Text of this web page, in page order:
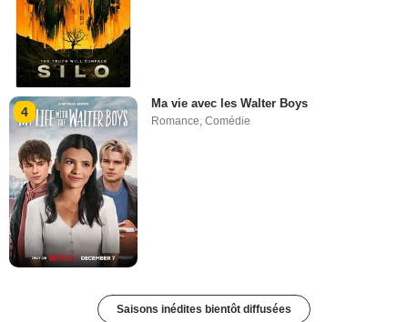
4
Ma vie avec les Walter Boys
Romance,Comédie
Saisons inédites bientôt diffusées